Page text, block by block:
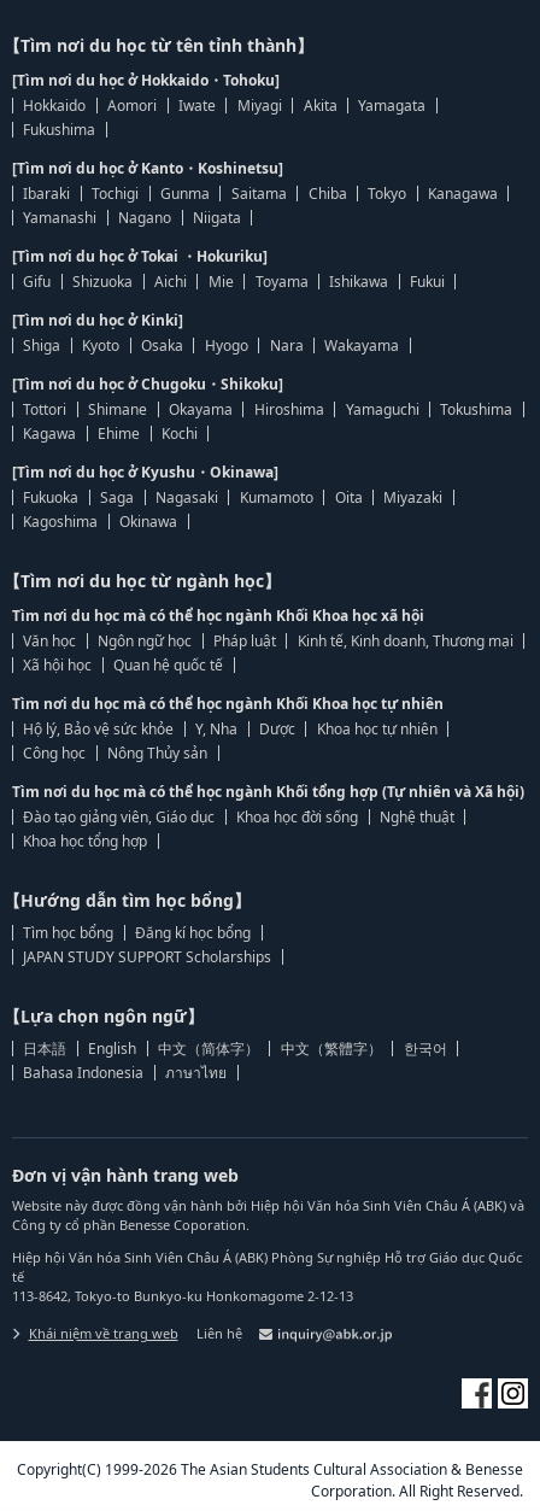
【Tìm nơi du học từ tên tỉnh thành】
[Tìm nơi du học ở Hokkaido・Tohoku]
Hokkaido
Aomori Iwate Miyagi Akita
Yamagata
Fukushima
[Tìm nơi du học ở Kanto・Koshinetsu]
Ibaraki
Tochigi Gunma Saitama Chiba Tokyo
Kanagawa
Yamanashi
Nagano
Niigata
[Tìm nơi du học ở Tokai ・Hokuriku]
Gifu
Shizuoka Aichi Mie Toyama Ishikawa
Fukui
[Tìm nơi du học ở Kinki]
Shiga
Kyoto Osaka Hyogo Nara
Wakayama
[Tìm nơi du học ở Chugoku・Shikoku]
Tottori
Shimane Okayama Hiroshima Yamaguchi
Tokushima
Kagawa
Ehime
Kochi
[Tìm nơi du học ở Kyushu・Okinawa]
Fukuoka
Saga Nagasaki Kumamoto Oita
Miyazaki
Kagoshima
Okinawa
【Tìm nơi du học từ ngành học】
Tìm nơi du học mà có thể học ngành Khối Khoa học xã hội
Văn học
Ngôn ngữ học Pháp luật
Kinh tế, Kinh doanh, Thương mại
Xã hội học
Quan hệ quốc tế
Tìm nơi du học mà có thể học ngành Khối Khoa học tự nhiên
Hộ lý, Bảo vệ sức khỏe
Y, Nha Dược
Khoa học tự nhiên
Công học
Nông Thủy sản
Tìm nơi du học mà có thể học ngành Khối tổng hợp (Tự nhiên và Xã hội)
Đào tạo giảng viên, Giáo dục
Khoa học đời sống
Nghệ thuật
Khoa học tổng hợp
【Hướng dẫn tìm học bổng】
Tìm học bổng
Đăng kí học bổng
JAPAN STUDY SUPPORT Scholarships
【Lựa chọn ngôn ngữ】
日本語 English 中文（简体字） 中文（繁體字）
한국어
Bahasa Indonesia
ภาษาไทย
Đơn vị vận hành trang web
Website này được đồng vận hành bởi Hiệp hội Văn hóa Sinh Viên Châu Á (ABK) và
Công ty cổ phần Benesse Coporation.
Hiệp hội Văn hóa Sinh Viên Châu Á (ABK) Phòng Sự nghiệp Hỗ trợ Giáo dục Quốc
tế
113-8642, Tokyo-to Bunkyo-ku Honkomagome 2-12-13
Khái niệm về trang web Liên hệ
Copyright(C) 1999-2026 The Asian Students Cultural Association & Benesse
Corporation. All Right Reserved.